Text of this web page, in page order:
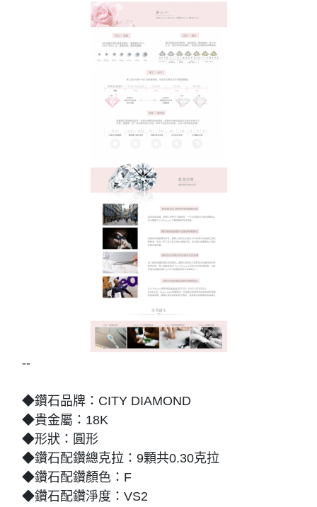
--
◆鑽石品牌：CITY DIAMOND
◆貴金屬：18K
◆形狀：圓形
◆鑽石配鑽總克拉：9顆共0.30克拉
◆鑽石配鑽顏色：F
◆鑽石配鑽淨度：VS2